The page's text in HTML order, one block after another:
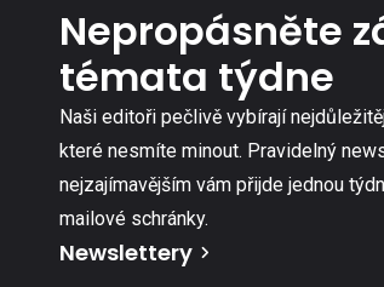
Nepropásněte
témata týdne
Naši editoři pečlivě vybírají
které nesmíte minout. Pravidelný
nejzajímavějším vám přijde jednou
mailové schránky.
Newslettery